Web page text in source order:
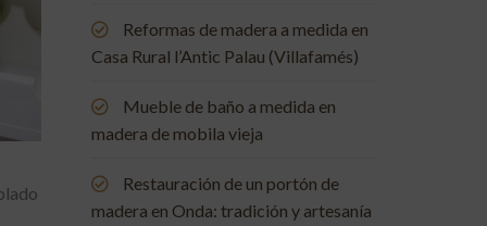
Reformas de madera a medida en
Casa Rural l’Antic Palau (Villafamés)
Mueble de baño a medida en
madera de mobila vieja
Restauración de un portón de
madera en Onda: tradición y artesanía